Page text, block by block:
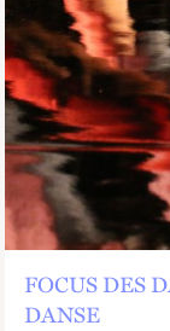
FOCUS DES
DANSE